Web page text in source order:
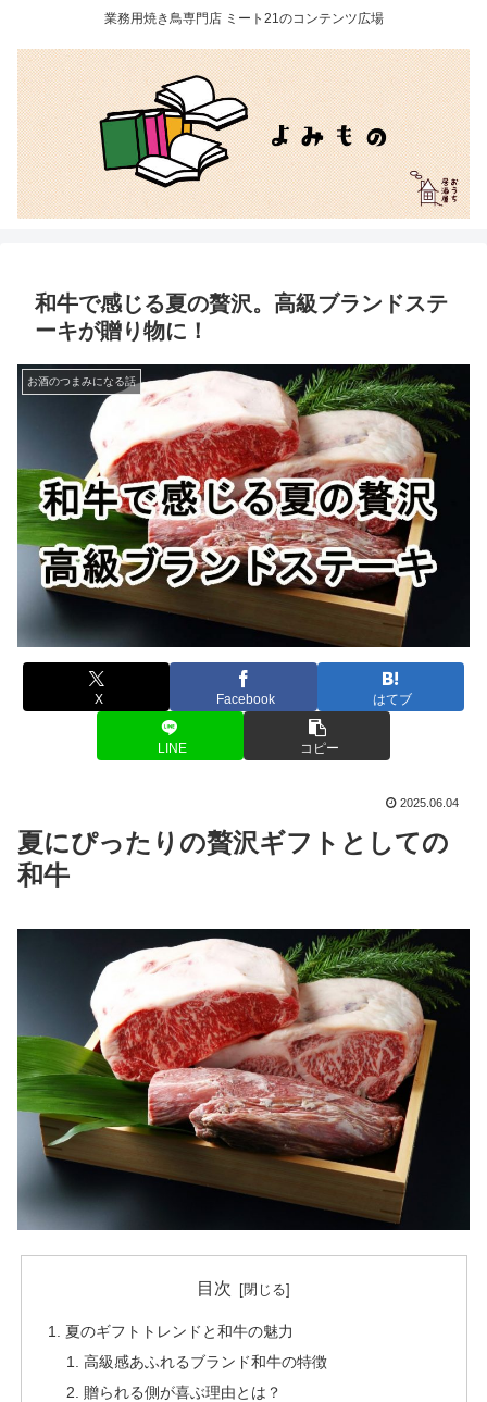
業務用焼き鳥専門店 ミート21のコンテンツ広場
和牛で感じる夏の贅沢。高級ブランドステ
ーキが贈り物に！
お酒のつまみになる話
X Facebook はてブ
LINE コピー
2025.06.04
夏にぴったりの贅沢ギフトとしての
和牛
目次
夏のギフトトレンドと和牛の魅力
高級感あふれるブランド和牛の特徴
贈られる側が喜ぶ理由とは？